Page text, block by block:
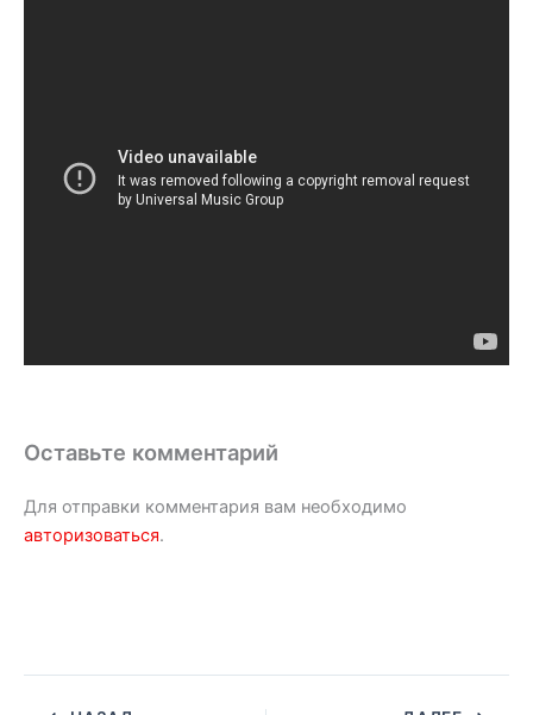
Оставьте комментарий
Для отправки комментария вам необходимо
авторизоваться.